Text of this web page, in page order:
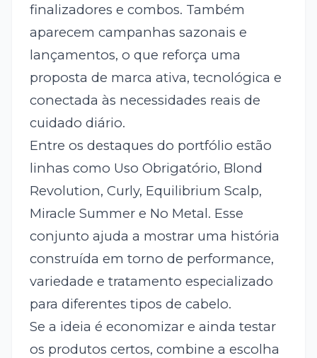
finalizadores e combos. Também
aparecem campanhas sazonais e
lançamentos, o que reforça uma
proposta de marca ativa, tecnológica e
conectada às necessidades reais de
cuidado diário.
Entre os destaques do portfólio estão
linhas como Uso Obrigatório, Blond
Revolution, Curly, Equilibrium Scalp,
Miracle Summer e No Metal. Esse
conjunto ajuda a mostrar uma história
construída em torno de performance,
variedade e tratamento especializado
para diferentes tipos de cabelo.
Se a ideia é economizar e ainda testar
os produtos certos, combine a escolha